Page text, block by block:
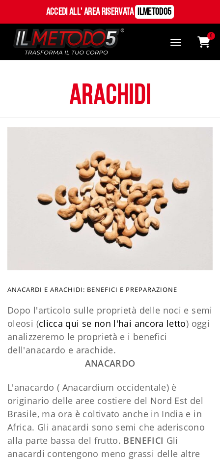
Accedi all' Area Riservata ILMetodo5
0
arachidi
ANACARDI E ARACHIDI: BENEFICI E PREPARAZIONE
Dopo l'articolo sulle proprietà delle noci e semi
oleosi (clicca qui se non l'hai ancora letto) oggi
analizzeremo le proprietà e i benefici
dell'anacardo e arachide.
ANACARDO
L'anacardo ( Anacardium occidentale) è
originario delle aree costiere del Nord Est del
Brasile, ma ora è coltivato anche in India e in
Africa. Gli anacardi sono semi che aderiscono
alla parte bassa del frutto. BENEFICI Gli
anacardi contengono meno grassi delle altre